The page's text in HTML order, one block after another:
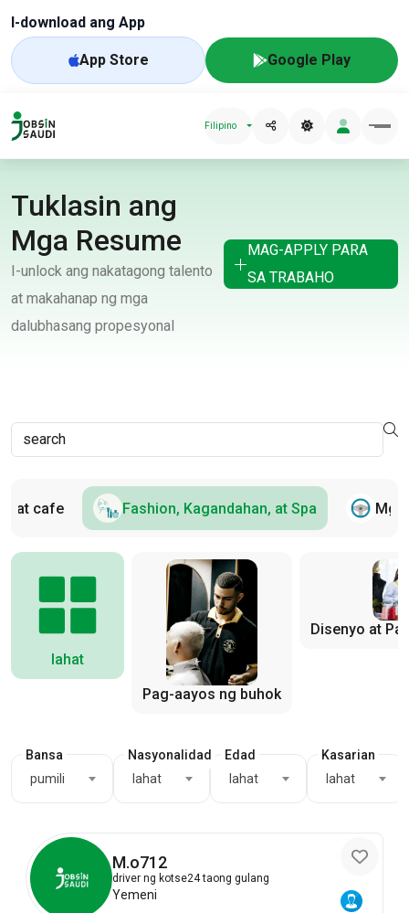
I-download ang App
App Store Google Play
Filipino
Tuklasin ang
Mga Resume
I-unlock ang nakatagong talento
at makahanap ng mga
dalubhasang propesyonal
MAG-APPLY PARA
SA TRABAHO
at cafe Fashion, Kagandahan, at Spa
lahat
Pag-aayos ng buhok
Disenyo at
Bansa
pumili
Nasyonalidad
lahat
Edad
lahat
Kasarian
lahat
M.o712
driver ng kotse24 taong gulang
Yemeni